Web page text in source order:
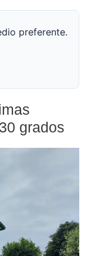
preferente.
grados